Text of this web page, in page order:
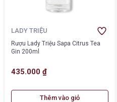
LADY TRIỆU
Rượu Lady Triệu Sapa Citrus Tea
Gin 200ml
435.000 ₫
Thêm vào giỏ